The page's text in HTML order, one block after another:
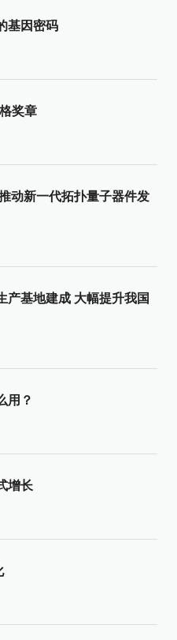
基因密码
奖章
动新一代拓扑量子器件发
产基地建成 大幅提升我国
用？
增长